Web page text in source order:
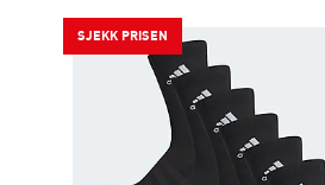
SJEKK PRISEN